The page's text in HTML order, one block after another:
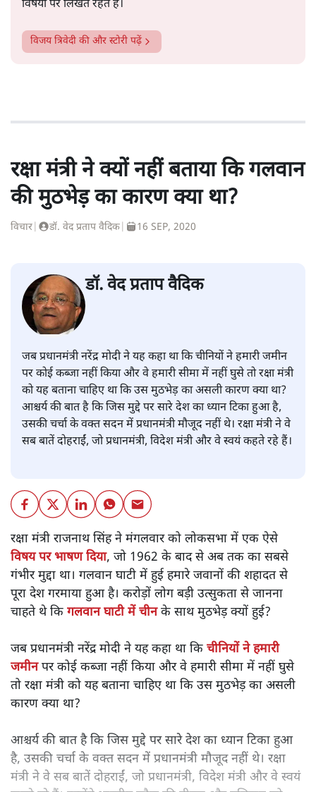
विषयों पर लिखते रहते हैं।
विजय त्रिवेदी की और स्टोरी पढ़ें
रक्षा मंत्री ने क्यों नहीं बताया कि गलवान
की मुठभेड़ का कारण क्या था?
विचार डॉ. वेद प्रताप वैदिक 16 SEP, 2020
डॉ. वेद प्रताप वैदिक
जब प्रधानमंत्री नरेंद्र मोदी ने यह कहा था कि चीनियों ने हमारी जमीन
पर कोई कब्जा नहीं किया और वे हमारी सीमा में नहीं घुसे तो रक्षा मंत्री
को यह बताना चाहिए था कि उस मुठभेड़ का असली कारण क्या था?
आश्चर्य की बात है कि जिस मुद्दे पर सारे देश का ध्यान टिका हुआ है,
उसकी चर्चा के वक्त सदन में प्रधानमंत्री मौजूद नहीं थे। रक्षा मंत्री ने वे
सब बातें दोहराईं, जो प्रधानमंत्री, विदेश मंत्री और वे स्वयं कहते रहे हैं।
रक्षा मंत्री राजनाथ सिंह ने मंगलवार को लोकसभा में एक ऐसे
गंभीर मुद्दा था। गलवान घाटी में हुई हमारे जवानों की शहादत से
पूरा देश गरमाया हुआ है। करोड़ों लोग बड़ी उत्सुकता से जानना
चाहते थे किगलवान घाटी में चीनके साथ मुठभेड़ क्यों हुई?